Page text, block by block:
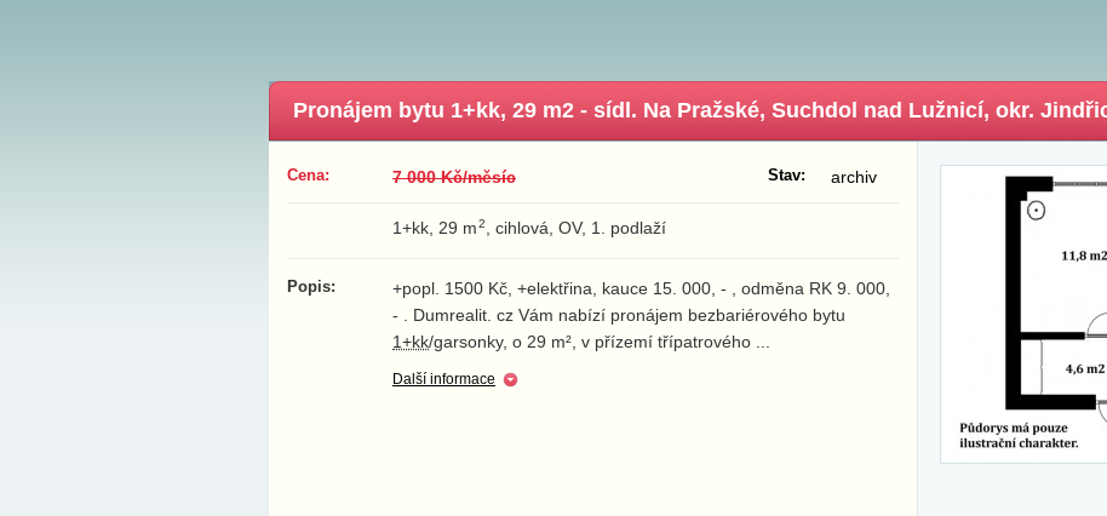
Pronájem bytu 1+kk, 29 m2 - sídl. Na Pražské, Suchdol nad Lužnicí, okr.
v nabídce)
Cena: 7 000 Kč/měsíc Stav: archiv
1+kk, 29 m2 , cihlová, OV, 1. podlaží
Popis:
+popl. 1500 Kč, +elektřina, kauce 15. 000, - , odměna RK 9. 000,
- . Dumrealit. cz Vám nabízí pronájem bezbariérového bytu
1+kk/garsonky, o 29 m², v přízemí třípatrového
Další informace